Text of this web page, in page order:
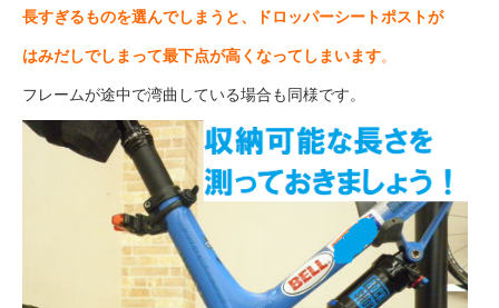
長すぎるものを選んでしまうと、ドロッパーシートポストが
はみだしでしまって最下点が高くなってしまいます。
フレームが途中で湾曲している場合も同様です。